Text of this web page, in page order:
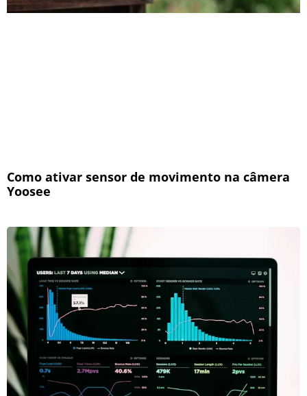
Como ativar sensor de movimento na câmera
Yoosee